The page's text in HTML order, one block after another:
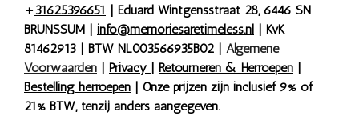
+31625396651 | Eduard Wintgensstraat 28, 6446 SN
BRUNSSUM | info@memoriesaretimeless.nl | KvK
81462913 | BTW NL003566935B02 | Algemene
Voorwaarden | Privacy | Retourneren & Herroepen |
Bestelling herroepen | Onze prijzen zijn inclusief 9% of
21% BTW, tenzij anders aangegeven.